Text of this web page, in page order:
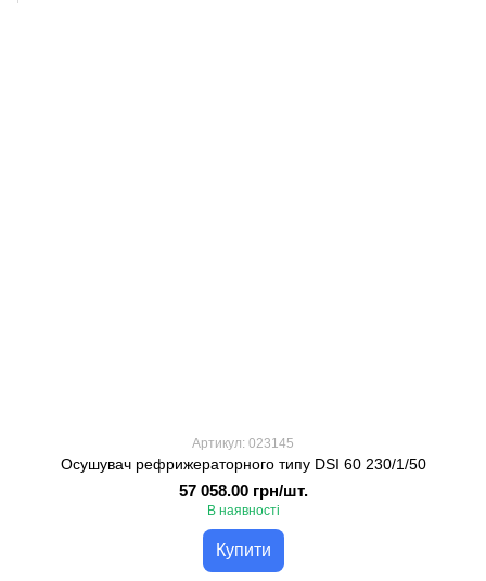
Артикул: 023145
Осушувач рефрижераторного типу DSI 60 230/1/50
57 058.00 грн/шт.
В наявності
Купити